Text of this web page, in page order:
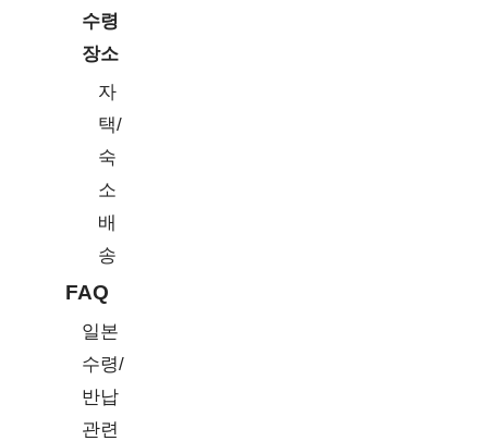
수령
장소
자
택/
숙
소
배
송
FAQ
일본
수령/
반납
관련